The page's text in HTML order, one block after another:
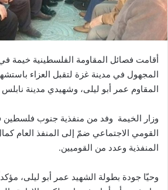
أقامت فصائل المقاومة الفلسطينية خيمة
المجهول في مدينة غزة لتقبل العزاء
المقاوم عمر أبو ليلى، وشهيدي مدينة
وزار الخيمة وفد من منفذية جنوب
القومي الاجتماعي ضمّ إلى المنفذ العام
المنفذية وعدد من القوميين.
وحيّا جودة بطولة الشهيد عمر أبو ليلى،